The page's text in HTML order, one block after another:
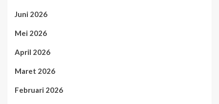
Juni 2026
Mei 2026
April 2026
Maret 2026
Februari 2026